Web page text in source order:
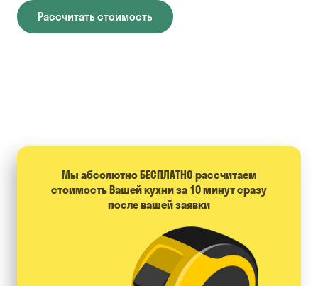
Рассчитать стоимость
Мы абсолютно БЕСПЛАТНО расcчитаем
стоимость Вашей кухни за 10 минут сразу
после вашей заявки